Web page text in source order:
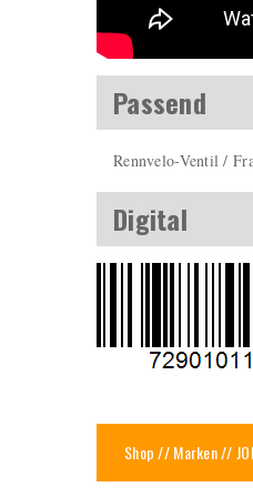
Passend
Rennvelo-Ventil /
Digital
Shop//Marken//